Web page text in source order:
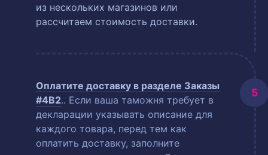
из нескольких магазинов или
рассчитаем стоимость доставки.
Оплатите доставку в разделе Заказы
#4B2.. Если ваша таможня требует в
декларации указывать описание для
каждого товара, перед тем как
оплатить доставку, заполните